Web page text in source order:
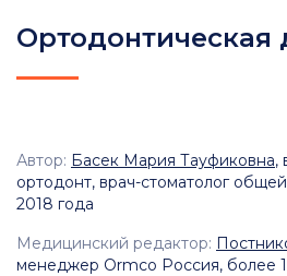
Ортодонтическая
Автор: Басек Мария Тауфиковна,
ортодонт, врач-стоматолог
2018 года
Медицинский редактор:
менеджер Ormco Россия, более